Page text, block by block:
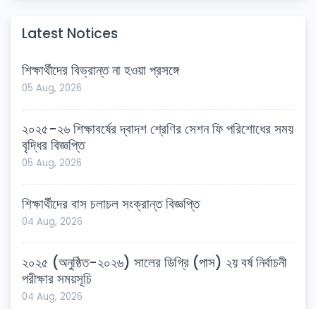
Latest Notices
শিক্ষার্থীদের বিভ্রান্ত না হওয়া প্রসঙ্গে
05 Aug, 2026
২০২৫-২৬ শিক্ষাবর্ষের দ্বাদশ শ্রেণির সেশন ফি পরিশোধের সময়
বৃদ্ধির বিজ্ঞপ্তি
05 Aug, 2026
শিক্ষার্থীদের বাস চলাচল সংক্রান্ত বিজ্ঞপ্তি
04 Aug, 2026
২০২৫ (অনুষ্ঠিত-২০২৬) সালের ডিগ্রি (পাস) ২য় বর্ষ নির্বাচনী
পরীক্ষার সময়সূচি
04 Aug, 2026